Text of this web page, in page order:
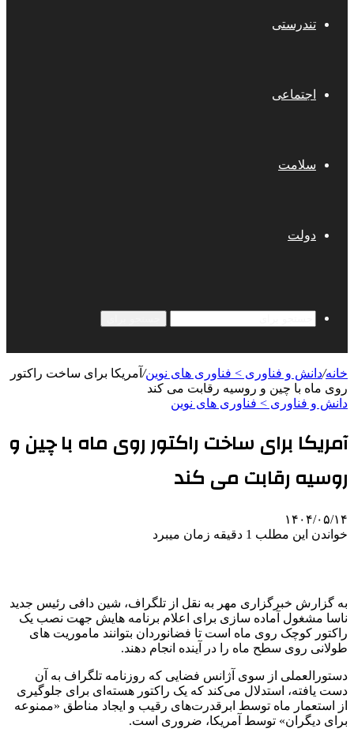
تندرستی
اجتماعی
سلامت
دولت
خانه/دانش و فناوری > فناوری های نوین/ آمریکا برای ساخت راکتور
روی ماه با چین و روسیه رقابت می کند
دانش و فناوری > فناوری های نوین
آمریکا برای ساخت راکتور روی ماه با چین و
روسیه رقابت می کند
۱۴۰۴/۰۵/۱۴
خواندن این مطلب 1 دقیقه زمان میبرد
به گزارش خبرگزاری مهر به نقل از تلگراف، شین دافی رئیس جدید
ناسا مشغول آماده سازی برای اعلام برنامه هایش جهت نصب یک
راکتور کوچک روی ماه است تا فضانوردان بتوانند ماموریت های
طولانی روی سطح ماه را در آینده انجام دهند.
دستورالعملی از سوی آژانس فضایی که روزنامه تلگراف به آن
دست یافته، استدلال می‌کند که یک راکتور هسته‌ای برای جلوگیری
از استعمار ماه توسط ابرقدرت‌های رقیب و ایجاد مناطق «ممنوعه
برای دیگران» توسط آمریکا، ضروری است.